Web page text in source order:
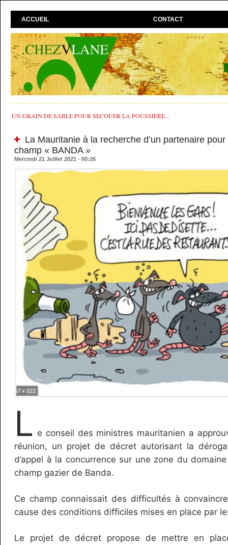
ACCUEIL CONTACT
UN GRAIN DE SABLE POUR SECOUER LA POUSSIÈRE...
La Mauritanie à la recherche d’un partenaire
champ « BANDA »
Mercredi 21 Juillet 2021 - 00:26
L e conseil des ministres mauritanien a
réunion, un projet de décret autorisant la
d’appel à la concurrence sur une zone du
champ gazier de Banda.
Ce champ connaissait des difficultés à
cause des conditions difficiles mises en place par
Le projet de décret propose de mettre en